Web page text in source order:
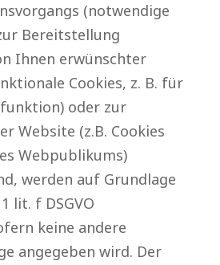
(notwendige
Bereitstellung
Ihnen erwünschter
Cookies, z. B. für
oder zur
Website (z.B. Cookies
Webpublikums)
werden auf Grundlage
lit. f DSGVO
keine andere
angegeben wird. Der